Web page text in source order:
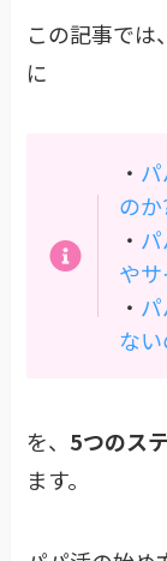
この記事では
に
・
のか
・
や
・
な
を、 5つのス
ます。